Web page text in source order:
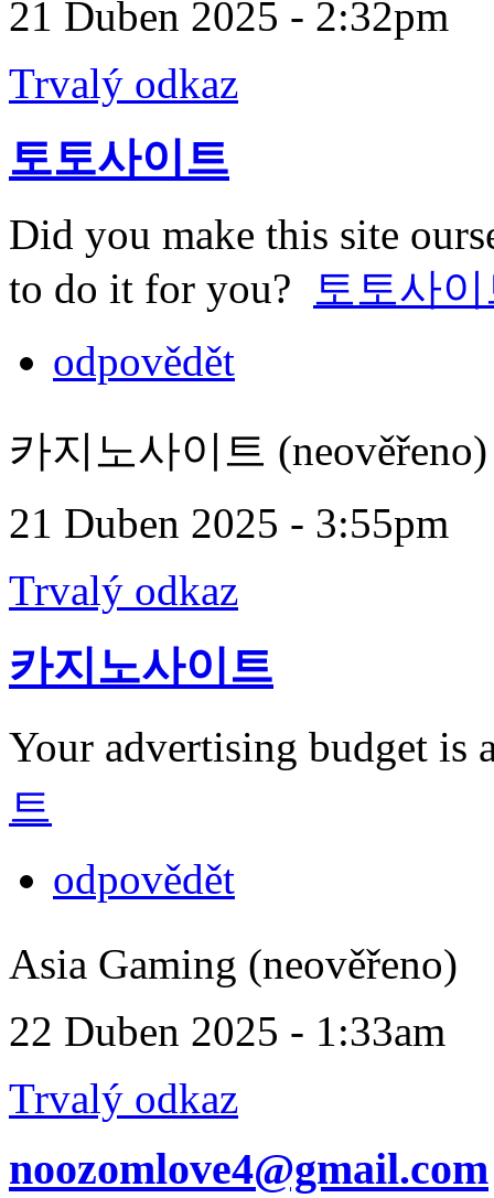
21 Duben 2025 - 2:32pm
Trvalý odkaz
토토사이트
Did you make this site
to do it for you? 토토사
odpovědět
카지노사이트 (neověřeno)
21 Duben 2025 - 3:55pm
Trvalý odkaz
카지노사이트
Your advertising budget is
트
odpovědět
Asia Gaming (neověřeno)
22 Duben 2025 - 1:33am
Trvalý odkaz
noozomlove4@gmail.com